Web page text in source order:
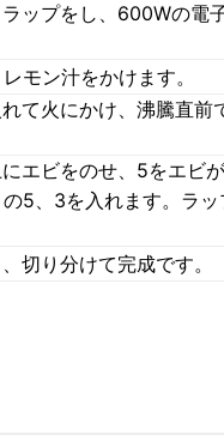
ップをし、600Wの電
モン汁をかけます。
て火にかけ、沸騰直
エビをのせ、5をエビ
5、3を入れます。ラ
切り分けて完成です。